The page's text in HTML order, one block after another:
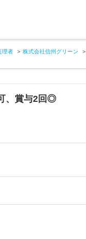
理者 株式会社信州グリーン
、賞与2回◎